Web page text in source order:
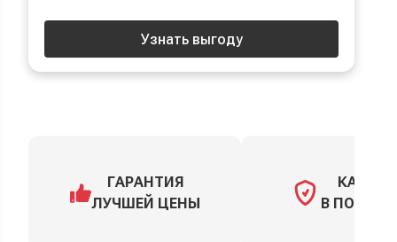
Узнать выгоду
ГАРАНТИЯ
ЛУЧШЕЙ ЦЕНЫ
КАСКО
В